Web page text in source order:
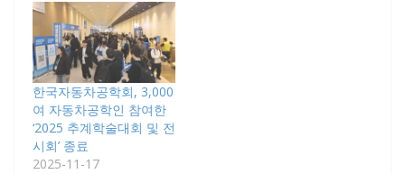
한국자동차공학회, 3,000
여 자동차공학인 참여한
‘2025 추계학술대회 및 전
시회’ 종료
2025-11-17